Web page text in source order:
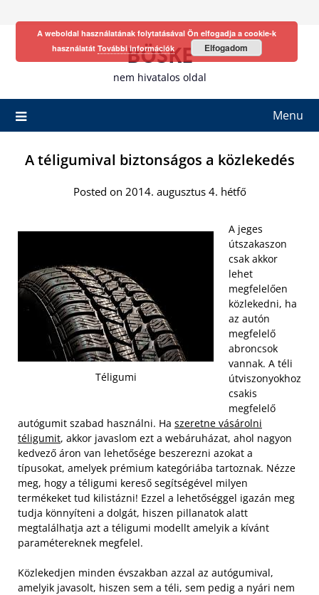
BÖSKE
nem hivatalos oldal
Menu
A téligumival biztonságos a közlekedés
Posted on 2014. augusztus 4. hétfő
Téligumi
A jeges
útszakaszon
csak akkor
lehet
megfelelően
közlekedni, ha
az autón
megfelelő
abroncsok
vannak. A téli
útviszonyokhoz
csakis
megfelelő
autógumit szabad használni. Ha szeretne vásárolni
téligumit, akkor javaslom ezt a webáruházat, ahol nagyon
kedvező áron van lehetősége beszerezni azokat a
típusokat, amelyek prémium kategóriába tartoznak. Nézze
meg, hogy a téligumi kereső segítségével milyen
termékeket tud kilistázni! Ezzel a lehetőséggel igazán meg
tudja könnyíteni a dolgát, hiszen pillanatok alatt
megtalálhatja azt a téligumi modellt amelyik a kívánt
paramétereknek megfelel.
Közlekedjen minden évszakban azzal az autógumival,
amelyik javasolt, hiszen sem a téli, sem pedig a nyári nem
A weboldal használatának folytatásával Ön elfogadja a cookie-k
használatát További információk Elfogadom